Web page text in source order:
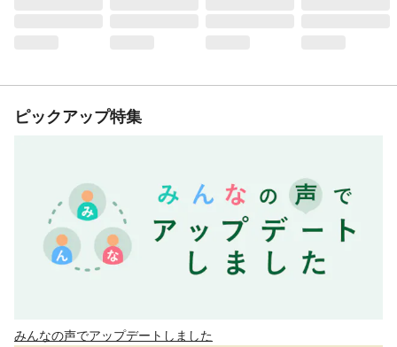
ピックアップ特集
みんなの声でアップデートしました